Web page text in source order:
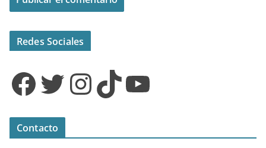
Redes Sociales
Facebook Twitter InstagramTikTok YouTube
Contacto